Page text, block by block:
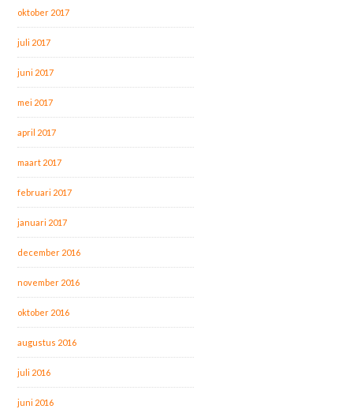
oktober 2017
juli 2017
juni 2017
mei 2017
april 2017
maart 2017
februari 2017
januari 2017
december 2016
november 2016
oktober 2016
augustus 2016
juli 2016
juni 2016